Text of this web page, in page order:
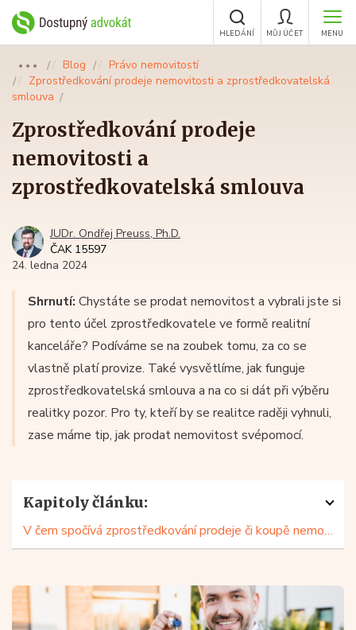
MENU
MŮJ ÚČET
HLEDÁNÍ
●●● Blog
Právo nemovitostí
Zprostředkování prodeje nemovitosti a zprostředkovatelská
smlouva
Zprostředkování prodeje
nemovitosti a
zprostředkovatelská smlouva
JUDr. Ondřej Preuss, Ph.D.
ČAK 15597
24. ledna 2024
Shrnutí: Chystáte se prodat nemovitost a vybrali jste si
pro tento účel zprostředkovatele ve formě realitní
kanceláře? Podíváme se na zoubek tomu, za co se
vlastně platí provize. Také vysvětlíme, jak funguje
zprostředkovatelská smlouva a na co si dát při výběru
realitky pozor. Pro ty, kteří by se realitce raději vyhnuli,
zase máme tip, jak prodat nemovitost svépomocí.
Kapitoly článku:
V čem spočívá zprostředkování prodeje či koupě nemovitosti